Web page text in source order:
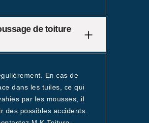
de toiture
En cas de
dans les tuiles, ce qui
par les mousses, il
des possibles accidents.